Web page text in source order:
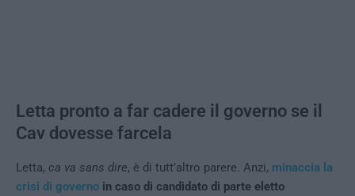
Letta pronto a far cadere il governo se il
Cav dovesse farcela
Letta, ca va sans dire, è di tutt’altro parere. Anzi, minaccia la
crisi di governo in caso di candidato di parte eletto